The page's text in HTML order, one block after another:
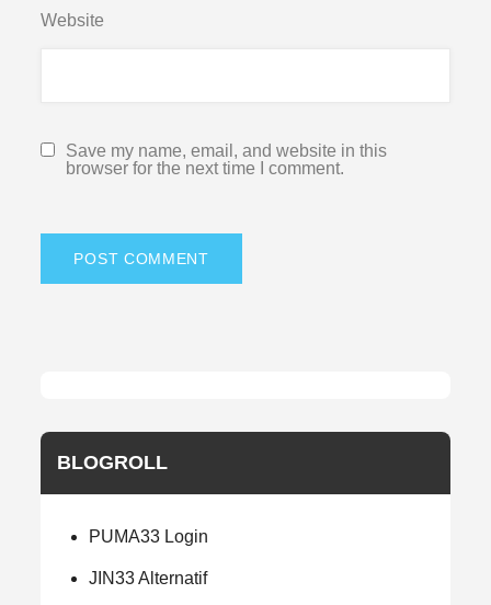
Website
Save my name, email, and website in this
browser for the next time I comment.
BLOGROLL
PUMA33 Login
JIN33 Alternatif